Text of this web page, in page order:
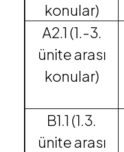
konular)
A2.1 (1.-3.
ünite arası
konular)
B1.1 (1.3.
ünite arası